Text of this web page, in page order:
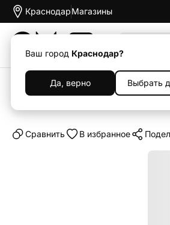
Краснодар
Ваш город Краснодар?
Да, верно Выбрать
Магазины
Каталог Гейминг Sony
Сменные панели
Cравнить В избранное